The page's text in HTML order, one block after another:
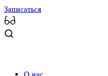
Записаться